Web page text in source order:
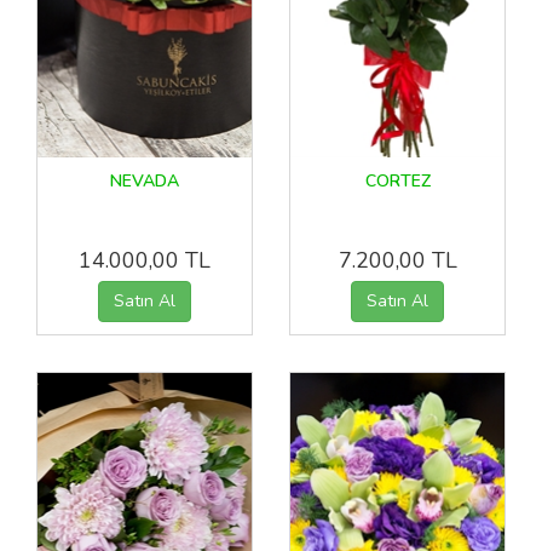
NEVADA
14.000,00 TL
CORTEZ
7.200,00 TL